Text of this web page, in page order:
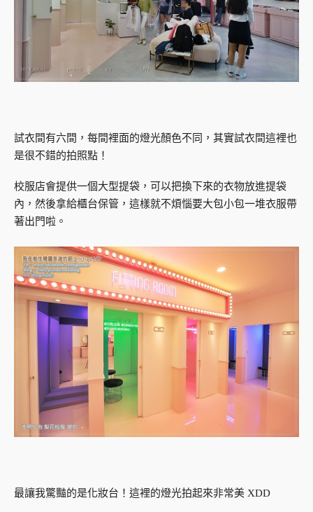
試衣間有六間，每間裡面的燈光顏色不同，其實試衣間這裡也
是很不錯的拍照點！
校服店會提供一個大型提袋，可以把換下來的衣物放進提袋
內，然後拿給櫃台保管，這樣就不煩惱要大包小包一堆衣服帶
著出門啦。
最讓我驚豔的是化妝台！這裡的燈光拍起來非常美 XDD